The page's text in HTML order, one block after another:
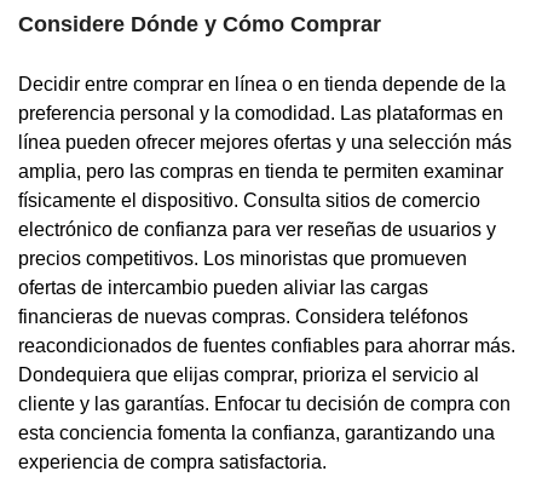
Considere Dónde y Cómo Comprar
Decidir entre comprar en línea o en tienda depende de la
preferencia personal y la comodidad. Las plataformas en
línea pueden ofrecer mejores ofertas y una selección más
amplia, pero las compras en tienda te permiten examinar
físicamente el dispositivo. Consulta sitios de comercio
electrónico de confianza para ver reseñas de usuarios y
precios competitivos. Los minoristas que promueven
ofertas de intercambio pueden aliviar las cargas
financieras de nuevas compras. Considera teléfonos
reacondicionados de fuentes confiables para ahorrar más.
Dondequiera que elijas comprar, prioriza el servicio al
cliente y las garantías. Enfocar tu decisión de compra con
esta conciencia fomenta la confianza, garantizando una
experiencia de compra satisfactoria.